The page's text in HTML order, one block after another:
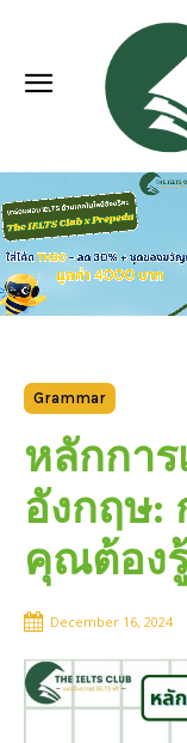
Grammar
หลักกา
อังกฤษ:
คุณต้อง
December 16, 2024